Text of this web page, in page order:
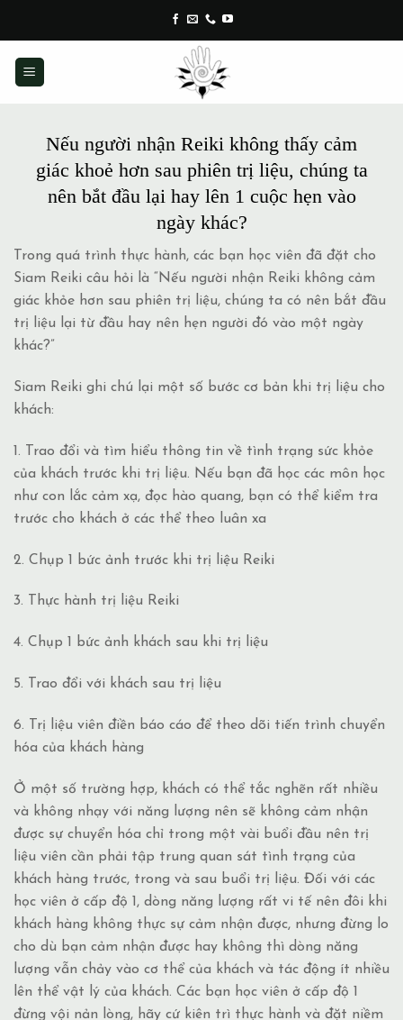
content
Nếu người nhận Reiki không thấy cảm
giác khoẻ hơn sau phiên trị liệu, chúng ta
nên bắt đầu lại hay lên 1 cuộc hẹn vào
ngày khác?
Trong quá trình thực hành, các bạn học viên đã đặt cho
Siam Reiki câu hỏi là “Nếu người nhận Reiki không cảm
giác khỏe hơn sau phiên trị liệu, chúng ta có nên bắt đầu
trị liệu lại từ đầu hay nên hẹn người đó vào một ngày
khác?”
Siam Reiki ghi chú lại một số bước cơ bản khi trị liệu cho
khách:
1.
Trao đổi và tìm hiểu thông tin về tình trạng sức khỏe
của khách trước khi trị liệu. Nếu bạn đã học các môn học
như con lắc cảm xạ, đọc hào quang, bạn có thể kiểm tra
trước cho khách ở các thể theo luân xa
2. Chụp 1 bức ảnh trước khi trị liệu Reiki
3. Thực hành trị liệu Reiki
4. Chụp 1 bức ảnh khách sau khi trị liệu
5. Trao đổi với khách sau trị liệu
6. Trị liệu viên điền báo cáo để theo dõi tiến trình chuyển
hóa của khách hàng
Ở một số trường hợp, khách có thể tắc nghẽn rất nhiều
và không nhạy với năng lượng nên sẽ không cảm nhận
được sự chuyển hóa chỉ trong một vài buổi đầu nên trị
liệu viên cần phải tập trung quan sát tình trạng của
khách hàng trước, trong và sau buổi trị liệu. Đối với các
học viên ở cấp độ 1, dòng năng lượng rất vi tế nên đôi khi
khách hàng không thực sự cảm nhận được, nhưng đừng lo
cho dù bạn cảm nhận được hay không thì dòng năng
lượng vẫn chảy vào cơ thể của khách và tác động ít nhiều
lên thể vật lý của khách. Các bạn học viên ở cấp độ 1
đừng vội nản lòng, hãy cứ kiên trì thực hành và đặt niềm